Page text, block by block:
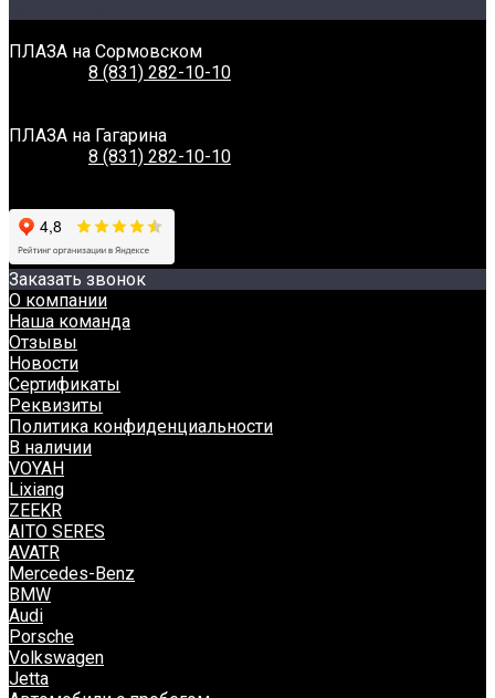
ПЛАЗА на Сормовском
8 (831) 282-10-10
ПЛАЗА на Гагарина
8 (831) 282-10-10
Заказать звонок
О компании
Наша команда
Отзывы
Новости
Сертификаты
Реквизиты
Политика конфиденциальности
В наличии
VOYAH
Lixiang
ZEEKR
AITO SERES
AVATR
Mercedes-Benz
BMW
Audi
Porsche
Volkswagen
Jetta